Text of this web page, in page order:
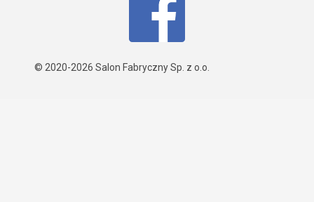
© 2020-2026 Salon Fabryczny Sp. z o.o.